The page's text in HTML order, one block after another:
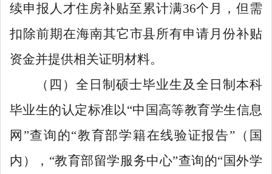
续申报人才住房补贴至累计满36个月，但需
扣除前期在海南其它市县所有申请月份补贴
资金并提供相关证明材料。
（四）全日制硕士毕业生及全日制本科
毕业生的认定标准以“中国高等教育学生信息
网 ”查询的“教育部学籍在线验证报告”（国
内）， “教育部留学服务中心”查询的“国外学